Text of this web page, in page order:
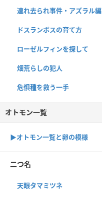
連れ去られ事件・アズラル編
ドスランポスの育て方
ローゼルフィンを探して
畑荒らしの犯人
危惧種を救う一手
オトモン一覧
▶︎オトモン一覧と卵の模様
二つ名
天眼タマミツネ